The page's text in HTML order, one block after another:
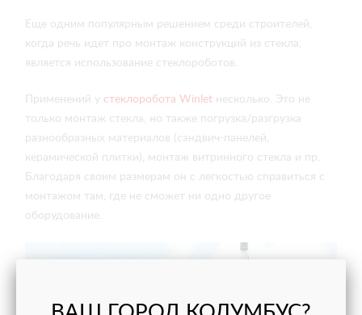
Еще одним популярным решением среди строителей,
когда речь идет про монтаж конструкций из стекла,
является использование стеклороботов.
Применений у стеклоробота Winlet несколько. Это не
только монтаж стекла, но также погрузка/разгрузка
разнообразных материалов (сэндвич-панелей,
керамической плитки), монтаж витринного стекла и пр.
Благодаря своим размерам он с легкостью справиться с
монтажом там, где не сможет ни одно другое
оборудование.